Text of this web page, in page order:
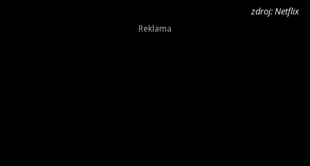
zdroj: Netflix